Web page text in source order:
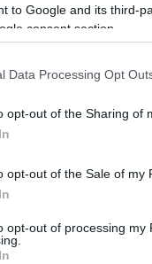
to Google and its third-
consent section.
Data Processing Opt
opt-out of the Sharing of
opt-out of the Sale of my
opt-out of processing my
Geek Squad